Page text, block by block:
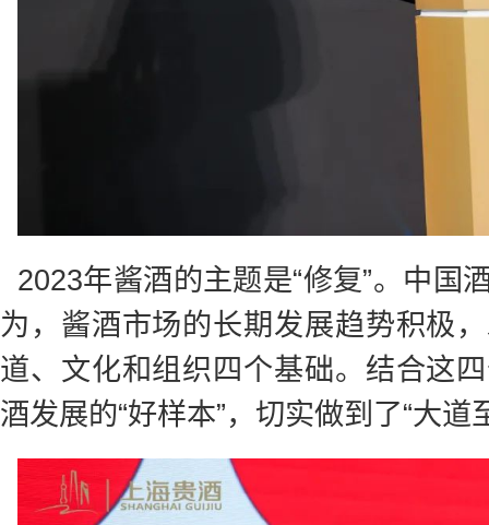
2023年酱酒的主题是“修复”。中国
为，酱酒市场的长期发展趋势积极
道、文化和组织四个基础。结合这
酒发展的“好样本”，切实做到了“大道